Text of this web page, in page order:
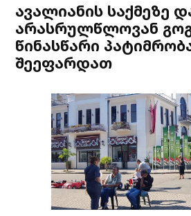
ავალიანის საქმეზე
არასრულწლოვან
წინასწარი
შეეფარდათ